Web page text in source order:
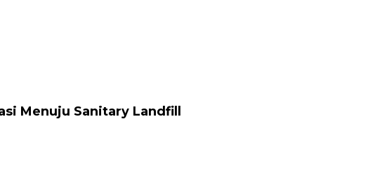
Menuju Sanitary Landfill